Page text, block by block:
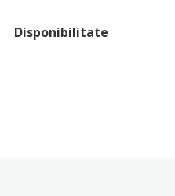
Disponibilitate